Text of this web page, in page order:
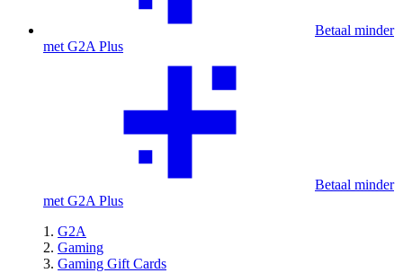
Betaal minder
met G2A Plus
Betaal minder
met G2A Plus
G2A
Gaming
Gaming Gift Cards